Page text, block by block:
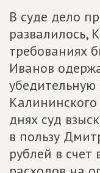
В суде дело
развалилось,
требованиях
Иванов
днях суд
в пользу
рублей в